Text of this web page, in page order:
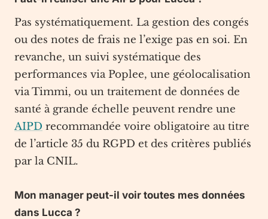
Pas systématiquement. La gestion des congés
ou des notes de frais ne l’exige pas en soi. En
revanche, un suivi systématique des
performances via Poplee, une géolocalisation
via Timmi, ou un traitement de données de
santé à grande échelle peuvent rendre une
AIPD recommandée voire obligatoire au titre
de l’article 35 du RGPD et des critères publiés
par la CNIL.
Mon manager peut-il voir toutes mes données
dans Lucca ?